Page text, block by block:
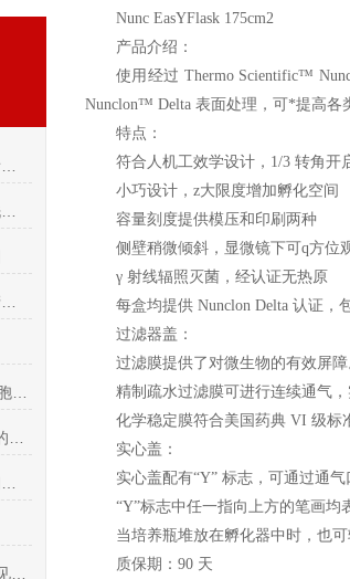
Nunc EasYFlask 175cm2
产品介绍：
使用经过 Thermo Scientific™
Nunclon™ Delta 表面处理，可*提高各
特点：
符合人机工效学设计，1/3 转角开
小巧设计，z大限度增加孵化空间
容量刻度提供模压和印刷两种
侧壁稍微倾斜，显微镜下可q方位
γ 射线辐照灭菌，经认证无热原
每盒均提供 Nunclon Delta 认证，
过滤器盖：
过滤膜提供了对微生物的有效屏障
精制疏水过滤膜可进行连续通气
化学稳定膜符合美国药典 VI 级标
实心盖：
实心盖配有“Y” 标志，可通过通气
“Y”标志中任一指向上方的笔画均
当培养瓶堆放在孵化器中时，也可
质保期：90 天